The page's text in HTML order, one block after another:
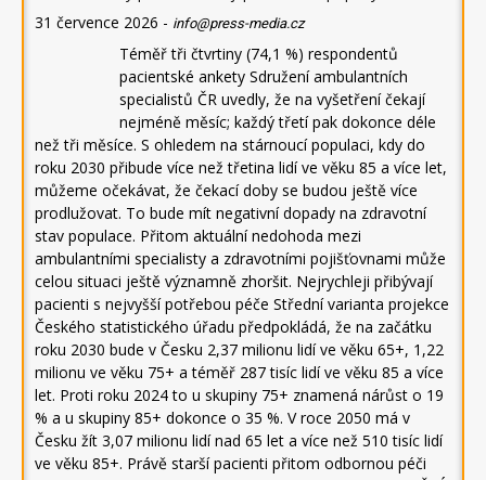
31 července 2026 - info@press-media.cz
Téměř tři čtvrtiny (74,1 %) respondentů
pacientské ankety Sdružení ambulantních
specialistů ČR uvedly, že na vyšetření čekají
nejméně měsíc; každý třetí pak dokonce déle
než tři měsíce. S ohledem na stárnoucí populaci, kdy do
roku 2030 přibude více než třetina lidí ve věku 85 a více let,
můžeme očekávat, že čekací doby se budou ještě více
prodlužovat. To bude mít negativní dopady na zdravotní
stav populace. Přitom aktuální nedohoda mezi
ambulantními specialisty a zdravotními pojišťovnami může
celou situaci ještě významně zhoršit. Nejrychleji přibývají
pacienti s nejvyšší potřebou péče Střední varianta projekce
Českého statistického úřadu předpokládá, že na začátku
roku 2030 bude v Česku 2,37 milionu lidí ve věku 65+, 1,22
milionu ve věku 75+ a téměř 287 tisíc lidí ve věku 85 a více
let. Proti roku 2024 to u skupiny 75+ znamená nárůst o 19
% a u skupiny 85+ dokonce o 35 %. V roce 2050 má v
Česku žít 3,07 milionu lidí nad 65 let a více než 510 tisíc lidí
ve věku 85+. Právě starší pacienti přitom odbornou péči